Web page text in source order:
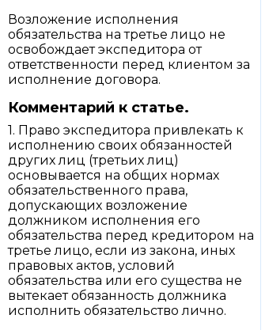
Возложение исполнения
обязательства на третье лицо не
освобождает экспедитора от
ответственности перед клиентом за
исполнение договора.
Комментарий к статье.
1. Право экспедитора привлекать к
исполнению своих обязанностей
других лиц (третьих лиц)
основывается на общих нормах
обязательственного права,
допускающих возложение
должником исполнения его
обязательства перед кредитором на
третье лицо, если из закона, иных
правовых актов, условий
обязательства или его существа не
вытекает обязанность должника
исполнить обязательство лично.